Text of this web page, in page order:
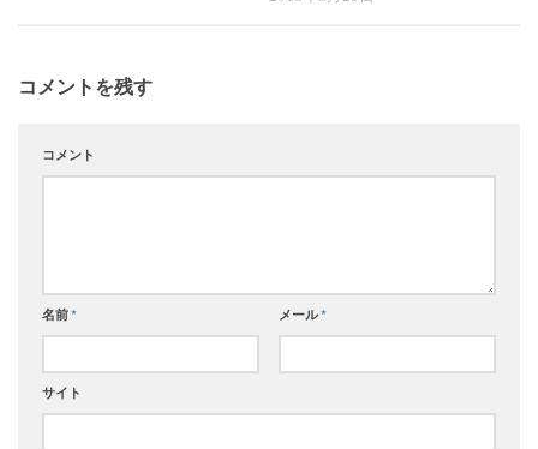
コメントを残す
コメント
名前* メール*
サイト